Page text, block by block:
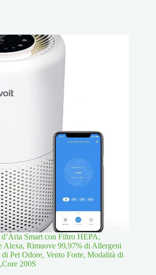
Smart con Filtro HEPA,
Alexa, Rimuove 99,97% di Allergeni
Pet Odore, Vento Forte, Modalità di
200S